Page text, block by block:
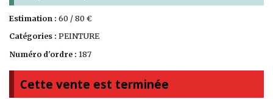
Estimation : 60 / 80 €
Catégories : PEINTURE
Numéro d'ordre : 187
Cette vente est terminée